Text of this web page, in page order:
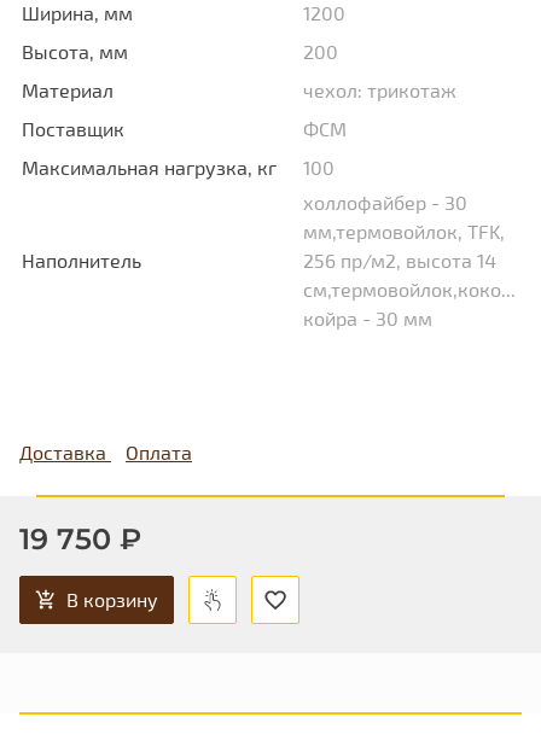
Ширина, мм
1200
Высота, мм
200
Материал
чехол: трикотаж
Поставщик
ФСМ
Максимальная нагрузка, кг
100
Наполнитель
холлофайбер - 30
мм,термовойлок, TFK,
256 пр/м2, высота 14
койра - 30 мм
Доставка Оплата
19 750 ₽
В корзину